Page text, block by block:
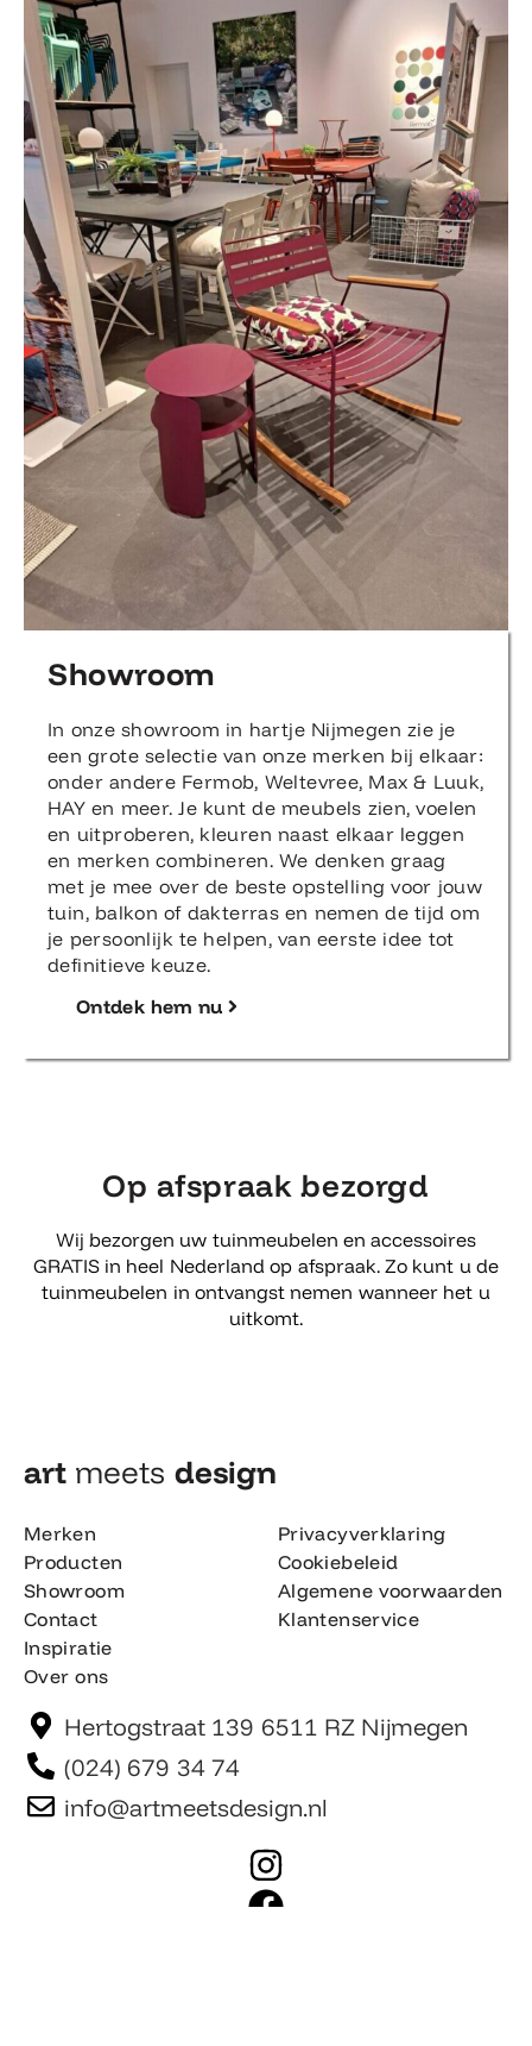
Showroom
In onze showroom in hartje Nijmegen zie je
een grote selectie van onze merken bij elkaar:
onder andere Fermob, Weltevree, Max & Luuk,
HAY en meer. Je kunt de meubels zien, voelen
en uitproberen, kleuren naast elkaar leggen
en merken combineren. We denken graag
met je mee over de beste opstelling voor jouw
tuin, balkon of dakterras en nemen de tijd om
je persoonlijk te helpen, van eerste idee tot
definitieve keuze.
Ontdek hem nu
Op afspraak bezorgd
Wij bezorgen uw tuinmeubelen en accessoires
GRATIS in heel Nederland op afspraak. Zo kunt u de
tuinmeubelen in ontvangst nemen wanneer het u
uitkomt.
art meets design​
Merken
Producten
Showroom
Contact
Inspiratie
Over ons
Privacyverklaring
Cookiebeleid
Algemene voorwaarden
Klantenservice
Hertogstraat 139 6511 RZ Nijmegen
(024) 679 34 74
info@artmeetsdesign.nl
I
n
F